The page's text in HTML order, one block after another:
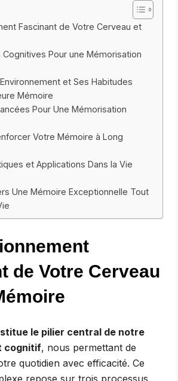
Fascinant de Votre Cerveau et
Cognitives Pour une Mémorisation
et Ses Habitudes
Mémoire
Pour Une Mémorisation
Votre Mémoire à Long
et Applications Dans la Vie
Une Mémoire Exceptionnelle Tout
de Votre Cerveau
le pilier central de notre
cognitif, nous permettant de
quotidien avec efficacité. Ce